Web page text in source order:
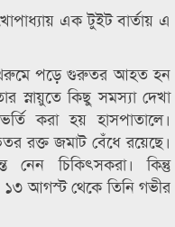
এক টুইট বার্তায় এ
পড়ে গুরুতর আহত হন
স্নায়ুতে কিছু সমস্যা দেখা
করা হয় হাসপাতালে।
রক্ত জমাট বেঁধে রয়েছে।
নেন চিকিৎসকরা। কিন্তু
১৩ আগস্ট থেকে তিনি গভীর